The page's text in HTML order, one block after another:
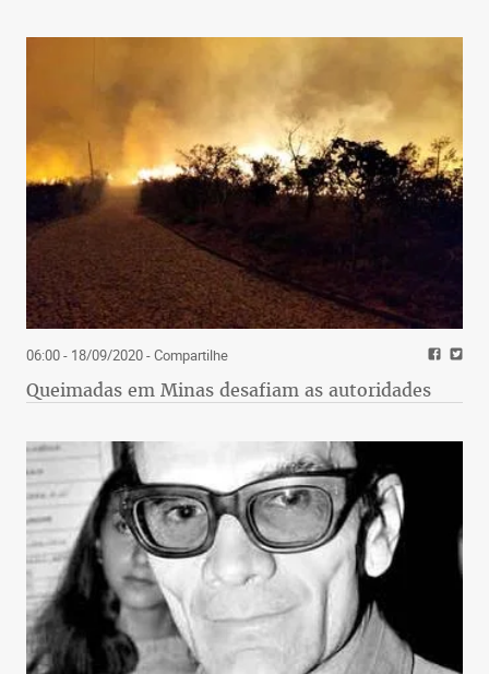
06:00 - 18/09/2020- Compartilhe
Queimadas em Minas desafiam as autoridades